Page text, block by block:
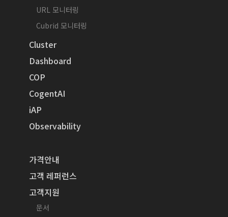
URL 모니터링
Cubrid 모니터링
Cluster
Dashboard
COP
CogentAI
iAP
Observability
가격안내
고객 레퍼런스
고객지원
문서